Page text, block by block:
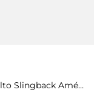
Scarpin Off White Arezzo Verniz Salto Alto Slingback Amélia